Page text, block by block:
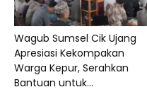
Wagub Sumsel Cik Ujang
Apresiasi Kekompakan
Warga Kepur, Serahkan
Bantuan untuk...